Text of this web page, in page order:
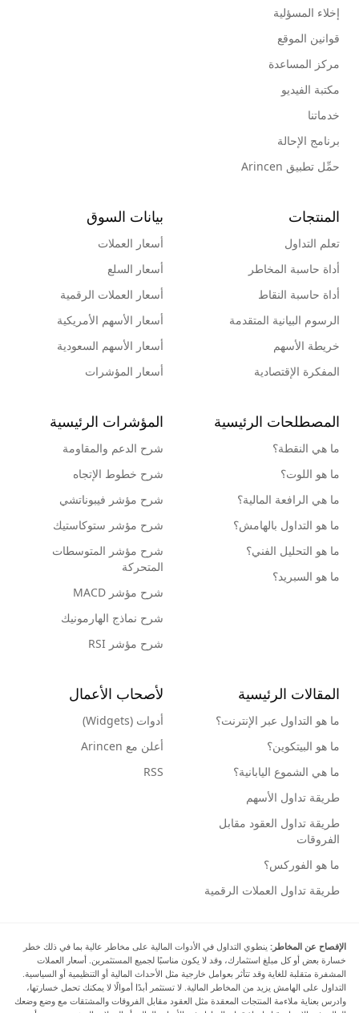
إخلاء المسؤلية
قوانين الموقع
مركز المساعدة
مكتبة الفيديو
خدماتنا
برنامج الإحالة
حمِّل تطبيق Arincen
المنتجات
تعلم التداول
أداة حاسبة المخاطر
أداة حاسبة النقاط
الرسوم البيانية المتقدمة
خريطة الأسهم
المفكرة الإقتصادية
بيانات السوق
أسعار العملات
أسعار السلع
أسعار العملات الرقمية
أسعار الأسهم الأمريكية
أسعار الأسهم السعودية
أسعار المؤشرات
المصطلحات الرئيسية
ما هي النقطة؟
ما هو اللوت؟
ما هي الرافعة المالية؟
ما هو التداول بالهامش؟
ما هو التحليل الفني؟
ما هو السبريد؟
المؤشرات الرئيسية
شرح الدعم والمقاومة
شرح خطوط الإتجاه
شرح مؤشر فيبوناتشي
شرح مؤشر ستوكاستيك
شرح مؤشر المتوسطات
المتحركة
شرح مؤشر MACD
شرح نماذج الهارمونيك
شرح مؤشر RSI
المقالات الرئيسية
ما هو التداول عبر الإنترنت؟
ما هو البيتكوين؟
ما هي الشموع اليابانية؟
طريقة تداول الأسهم
طريقة تداول العقود مقابل
الفروقات
ما هو الفوركس؟
طريقة تداول العملات الرقمية
لأصحاب الأعمال
أدوات (Widgets)
أعلن مع Arincen
RSS
الإفصاح عن المخاطر: ينطوي التداول في الأدوات المالية على مخاطر عالية بما في ذلك خطر
خسارة بعض أو كل مبلغ استثمارك، وقد لا يكون مناسبًا لجميع المستثمرين. أسعار العملات
المشفرة متقلبة للغاية وقد تتأثر بعوامل خارجية مثل الأحداث المالية أو التنظيمية أو السياسية.
التداول على الهامش يزيد من المخاطر المالية. لا تستثمر أبدًا أموالًا لا يمكنك تحمل خسارتها،
وادرس بعناية ملاءمة المنتجات المعقدة مثل العقود مقابل الفروقات والمشتقات مع وضع وضعك